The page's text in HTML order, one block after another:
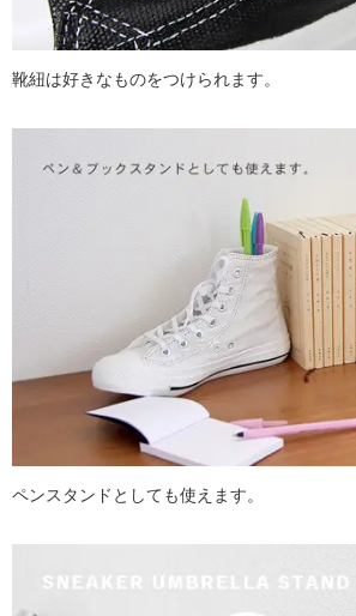
靴紐は好きなものをつけられます。
ペンスタンドとしても使えます。